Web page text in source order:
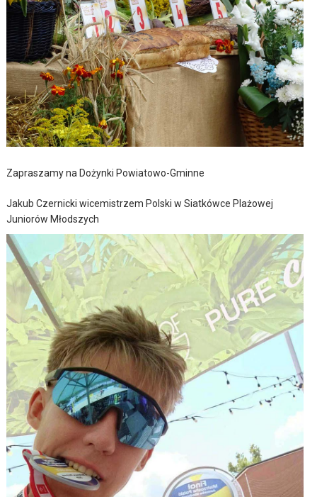
Zapraszamy na Dożynki Powiatowo-Gminne
Jakub Czernicki wicemistrzem Polski w Siatkówce Plażowej
Juniorów Młodszych